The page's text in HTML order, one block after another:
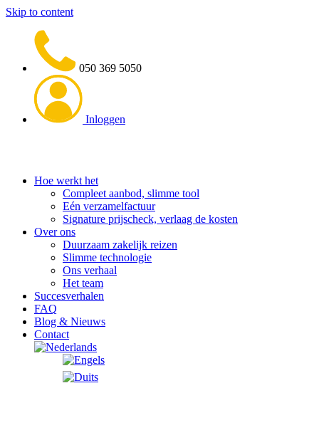
Skip to content
050 369 5050
Inloggen
Hoe werkt het
Compleet aanbod, slimme tool
Eén verzamelfactuur
Signature prijscheck, verlaag de kosten
Over ons
Duurzaam zakelijk reizen
Slimme technologie
Ons verhaal
Het team
Succesverhalen
FAQ
Blog & Nieuws
Contact